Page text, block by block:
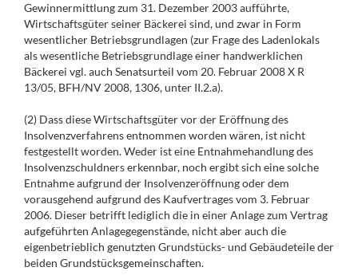
Gewinnermittlung zum 31. Dezember 2003 aufführte,
Wirtschaftsgüter seiner Bäckerei sind, und zwar in Form
wesentlicher Betriebsgrundlagen (zur Frage des Ladenlokals
als wesentliche Betriebsgrundlage einer handwerklichen
Bäckerei vgl. auch Senatsurteil vom 20. Februar 2008 X R
13/05, BFH/NV 2008, 1306, unter II.2.a).
(2) Dass diese Wirtschaftsgüter vor der Eröffnung des
Insolvenzverfahrens entnommen worden wären, ist nicht
festgestellt worden. Weder ist eine Entnahmehandlung des
Insolvenzschuldners erkennbar, noch ergibt sich eine solche
Entnahme aufgrund der Insolvenzeröffnung oder dem
vorausgehend aufgrund des Kaufvertrages vom 3. Februar
2006. Dieser betrifft lediglich die in einer Anlage zum Vertrag
aufgeführten Anlagegegenstände, nicht aber auch die
eigenbetrieblich genutzten Grundstücks- und Gebäudeteile der
beiden Grundstücksgemeinschaften.